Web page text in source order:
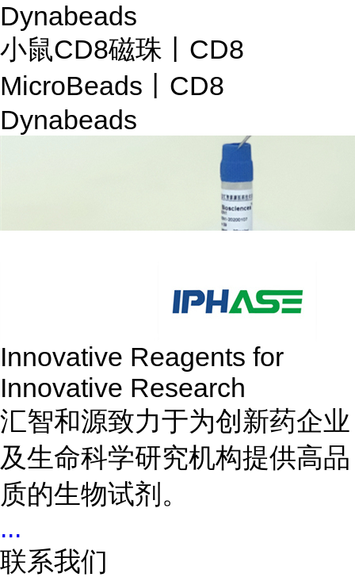
Dynabeads
小鼠CD8磁珠丨CD8
MicroBeads丨CD8
Dynabeads
Innovative Reagents for
Innovative Research
汇智和源致力于为创新药企业
及生命科学研究机构提供高品
质的生物试剂。
...
联系我们